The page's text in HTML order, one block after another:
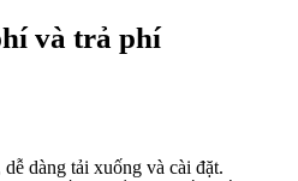
và trả phí
dàng tải xuống và cài đặt.